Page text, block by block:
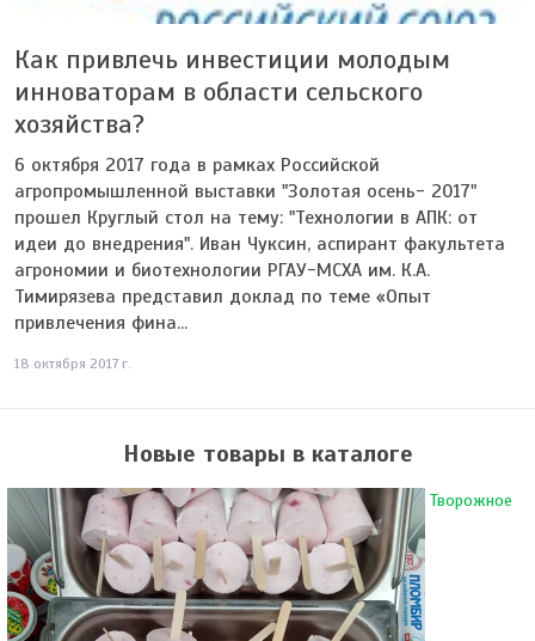
Как привлечь инвестиции молодым
инноваторам в области сельского
хозяйства?
6 октября 2017 года в рамках Российской
агропромышленной выставки "Золотая осень- 2017"
прошел Круглый стол на тему: "Технологии в АПК: от
идеи до внедрения". Иван Чуксин, аспирант факультета
агрономии и биотехнологии РГАУ-МСХА им. К.А.
Тимирязева представил доклад по теме «Опыт
привлечения фина...
18 октября 2017 г.
Новые товары в каталоге
Творожное